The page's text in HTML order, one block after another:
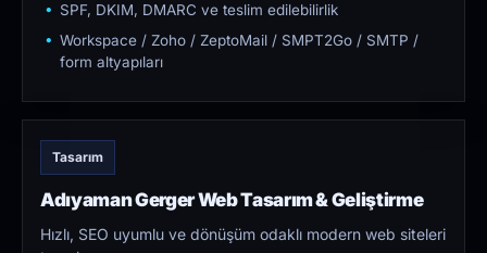
SPF, DKIM, DMARC ve teslim edilebilirlik
Workspace / Zoho / ZeptoMail / SMPT2Go / SMTP /
form altyapıları
Tasarım
Adıyaman Gerger Web Tasarım & Geliştirme
Hızlı, SEO uyumlu ve dönüşüm odaklı modern web siteleri